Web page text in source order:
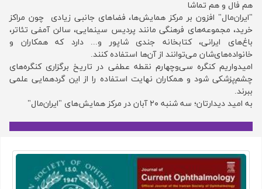
هم فال و هم تماشا
"ایران‌مال" افزون بر مرکز همایش‌ها، فضاهای جانبی زیادی چون مراکز
خرید، مجموعه‌های فرهنگی مانند پردیس سینمایی، سالن آمفی تئاتر،
باغ‌های ایرانی، کتابخانه جندی شاپور و... دارد که همکاران و
خانواده‌‌های‌شان می‌توانند از آن‌ها استفاده کنند.
امیدواریم کنگره سی‌و‌چهارم نقطه عطفی در تاریخ برگزاری کنگره‌های
چشم‌پزشکی شود و همکاران نهایت استفاده را از این گردهمایی علمی
ببرند.
به امید دیدارتان؛ سه شنبه ۲۰ آبان در مرکز همایش‌های "ایران‌مال"